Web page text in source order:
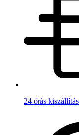
24 órás kiszállítás